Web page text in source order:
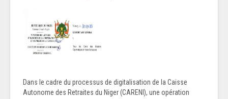
Dans le cadre du processus de digitalisation de la Caisse
Autonome des Retraites du Niger (CARENI), une opération